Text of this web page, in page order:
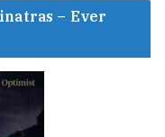
– Ever